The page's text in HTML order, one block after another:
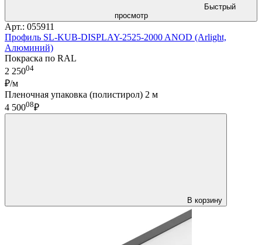
Быстрый
просмотр
Арт.: 055911
Профиль SL-KUB-DISPLAY-2525-2000 ANOD (Arlight,
Алюминий)
Покраска по RAL
2 25004
₽/м
Пленочная упаковка (полистирол) 2 м
4 50008₽
В корзину